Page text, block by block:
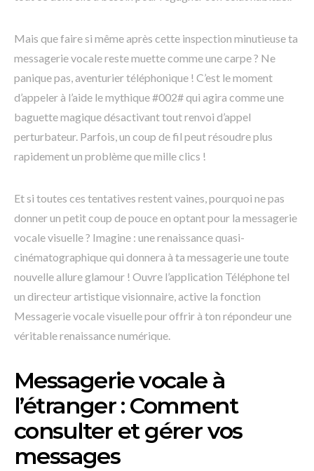
Mais que faire si même après cette inspection minutieuse ta
messagerie vocale reste muette comme une carpe ? Ne
panique pas, aventurier téléphonique ! C’est le moment
d’appeler à l’aide le mythique #002# qui agira comme une
baguette magique désactivant tout renvoi d’appel
perturbateur. Parfois, un coup de fil peut résoudre plus
rapidement un problème que mille clics !
Et si toutes ces tentatives restent vaines, pourquoi ne pas
donner un petit coup de pouce en optant pour la messagerie
vocale visuelle ? Imagine : une renaissance quasi-
cinématographique qui donnera à ta messagerie une toute
nouvelle allure glamour ! Ouvre l’application Téléphone tel
un directeur artistique visionnaire, active la fonction
Messagerie vocale visuelle pour offrir à ton répondeur une
véritable renaissance numérique.
Messagerie vocale à
l’étranger : Comment
consulter et gérer vos
messages